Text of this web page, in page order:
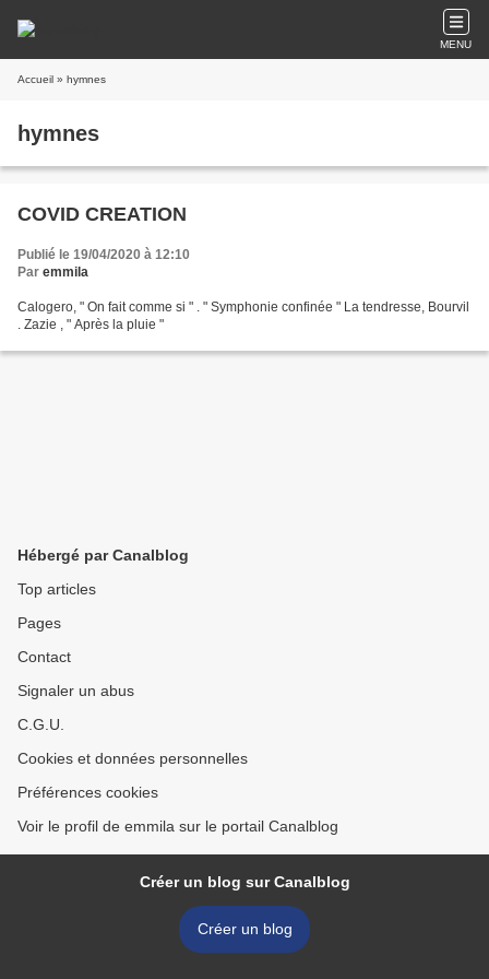
MENU
Accueil » hymnes
hymnes
COVID CREATION
Publié le 19/04/2020 à 12:10
Par emmila
Calogero, " On fait comme si " . " Symphonie confinée " La tendresse, Bourvil
. Zazie , " Après la pluie "
Hébergé par Canalblog
Top articles
Pages
Contact
Signaler un abus
C.G.U.
Cookies et données personnelles
Préférences cookies
Voir le profil de emmila sur le portail Canalblog
Créer un blog sur Canalblog
Créer un blog